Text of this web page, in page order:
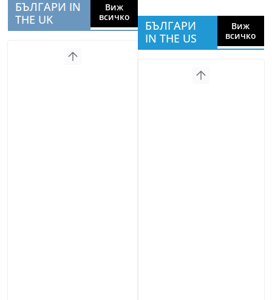
БЪЛГАРИ IN
THE UK
Виж
всичко
БЪЛГАРИ
IN THE US
Виж
всичко